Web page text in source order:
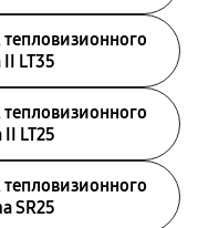
LT35
LT25
SR25